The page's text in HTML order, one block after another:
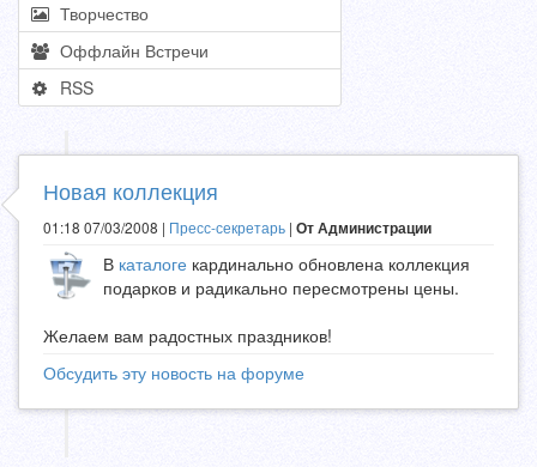
Творчество
Оффлайн Встречи
RSS
Новая коллекция
01:18 07/03/2008 | Пресс-секретарь | От Администрации
В каталоге кардинально обновлена коллекция
подарков и радикально пересмотрены цены.
Желаем вам радостных праздников!
Обсудить эту новость на форуме